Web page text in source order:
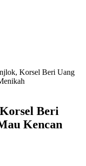
Korsel Beri Uang
Beri
Kencan